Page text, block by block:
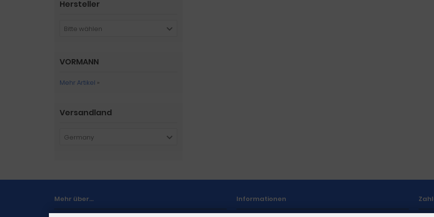
Hersteller
Bitte wählen
VORMANN
Mehr Artikel »
Versandland
Germany
Mehr über... Informationen